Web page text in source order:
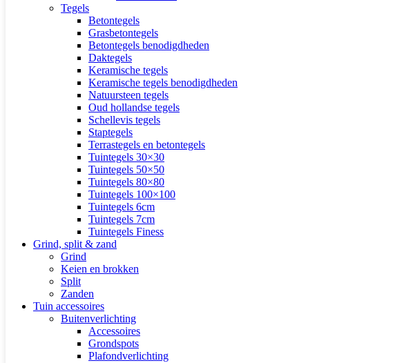
Tegels
Betontegels
Grasbetontegels
Betontegels benodigdheden
Daktegels
Keramische tegels
Keramische tegels benodigdheden
Natuursteen tegels
Oud hollandse tegels
Schellevis tegels
Staptegels
Terrastegels en betontegels
Tuintegels 30×30
Tuintegels 50×50
Tuintegels 80×80
Tuintegels 100×100
Tuintegels 6cm
Tuintegels 7cm
Tuintegels Finess
Grind, split & zand
Grind
Keien en brokken
Split
Zanden
Tuin accessoires
Buitenverlichting
Accessoires
Grondspots
Plafondverlichting